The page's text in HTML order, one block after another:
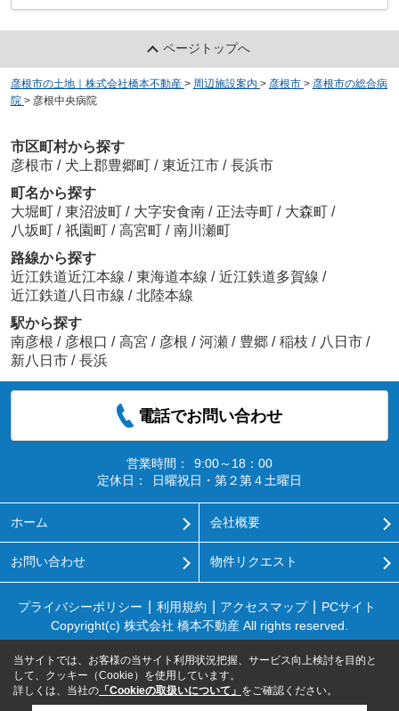
ページトップへ
彦根市の土地｜株式会社橋本不動産 > 周辺施設案内 > 彦根市 > 彦根市の総合病
院 > 彦根中央病院
市区町村から探す
彦根市 / 犬上郡豊郷町 / 東近江市 / 長浜市
町名から探す
大堀町 / 東沼波町 / 大字安食南 / 正法寺町 / 大森町 /
八坂町 / 祇園町 / 高宮町 / 南川瀬町
路線から探す
近江鉄道近江本線 / 東海道本線 / 近江鉄道多賀線 /
近江鉄道八日市線 / 北陸本線
駅から探す
南彦根 / 彦根口 / 高宮 / 彦根 / 河瀬 / 豊郷 / 稲枝 / 八日市 /
新八日市 / 長浜
電話でお問い合わせ
営業時間：
9:00～18：00
定休日：
日曜祝日・第２第４土曜日
ホーム 会社概要
お問い合わせ 物件リクエスト
プライバシーポリシー 利用規約 アクセスマップ
PCサイト
Copyright(c) 株式会社 橋本不動産 All rights reserved.
当サイトでは、お客様の当サイト利用状況把握、サービス向上検討を目的と
して、クッキー（Cookie）を使用しています。
詳しくは、当社の 「Cookieの取扱いについて」 をご確認ください。